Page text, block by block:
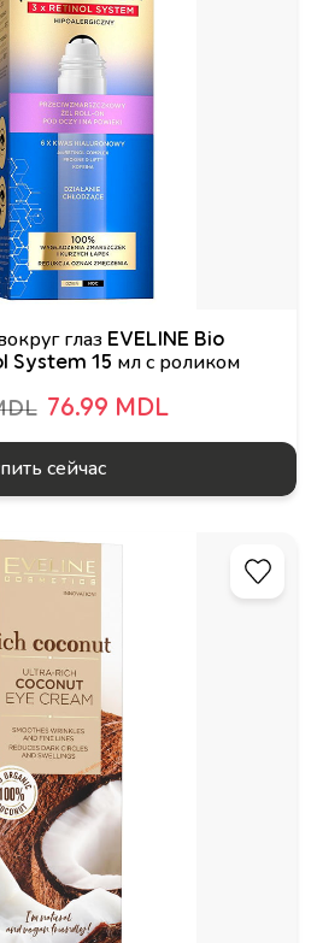
глаз EVELINE Bio
System 15 мл с роликом
76.99 MDL
сейчас